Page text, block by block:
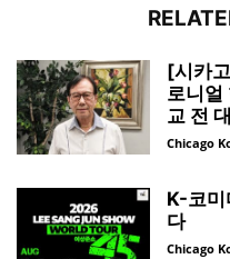
[시카
로니얼
교 전
Chicago
K-코미
다
Chicago